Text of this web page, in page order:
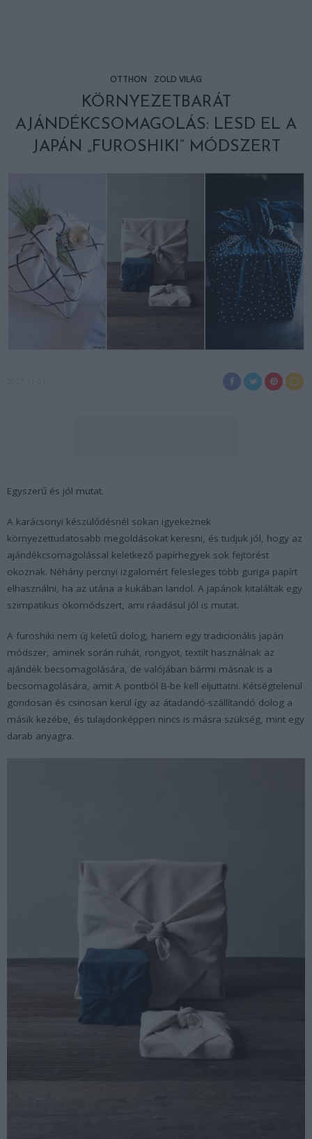
OTTHON ZÖLD VILÁG
KÖRNYEZETBARÁT
AJÁNDÉKCSOMAGOLÁS: LESD EL A
JAPÁN „FUROSHIKI” MÓDSZERT
Egyszerű és jól mutat.
A karácsonyi készülődésnél sokan igyekeznek
környezettudatosabb megoldásokat keresni, és tudjuk jól, hogy az
ajándékcsomagolással keletkező papírhegyek sok fejtörést
okoznak. Néhány percnyi izgalomért felesleges több guriga papírt
elhasználni, ha az utána a kukában landol. A japánok kitaláltak egy
szimpatikus ökomódszert, ami ráadásul jól is mutat.
A furoshiki nem új keletű dolog, hanem egy tradicionális japán
módszer, aminek során ruhát, rongyot, textilt használnak az
ajándék becsomagolására, de valójában bármi másnak is a
becsomagolására, amit A pontból B-be kell eljuttatni. Kétségtelenül
gondosan és csinosan kerül így az átadandó-szállítandó dolog a
másik kezébe, és tulajdonképpen nincs is másra szükség, mint egy
darab anyagra.